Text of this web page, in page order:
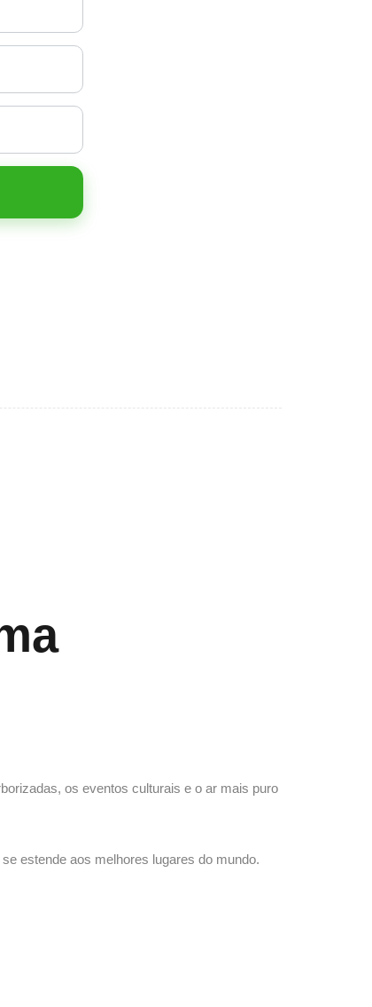
os eventos culturais e o ar mais puro
estende aos melhores lugares do mundo.